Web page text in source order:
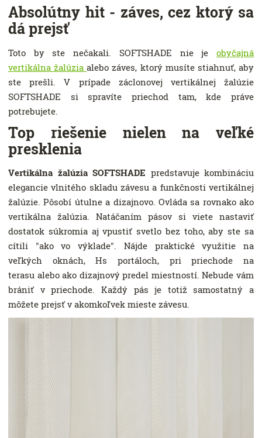
Absolútny hit - záves, cez ktorý sa
dá prejsť
Toto by ste nečakali. SOFTSHADE nie je obyčajná
vertikálna žalúziaalebo záves, ktorý musíte stiahnuť, aby
ste prešli. V prípade záclonovej vertikálnej žalúzie
SOFTSHADE si spravíte priechod tam, kde práve
potrebujete.
Top riešenie nielen na veľké
presklenia
Vertikálna žalúzia SOFTSHADE predstavuje kombináciu
elegancie vlnitého skladu závesu a funkčnosti vertikálnej
žalúzie. Pôsobí útulne a dizajnovo. Ovláda sa rovnako ako
vertikálna žalúzia. Natáčaním pásov si viete nastaviť
dostatok súkromia aj vpustiť svetlo bez toho, aby ste sa
cítili "ako vo výklade". Nájde praktické využitie na
veľkých oknách, Hs portáloch, pri priechode na
terasu alebo ako dizajnový predel miestností. Nebude vám
brániť v priechode. Každý pás je totiž samostatný a
môžete prejsť v akomkoľvek mieste závesu.